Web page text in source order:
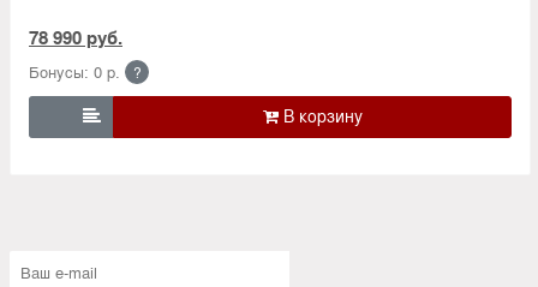
78 990 руб.
Бонусы: 0 р. ?
